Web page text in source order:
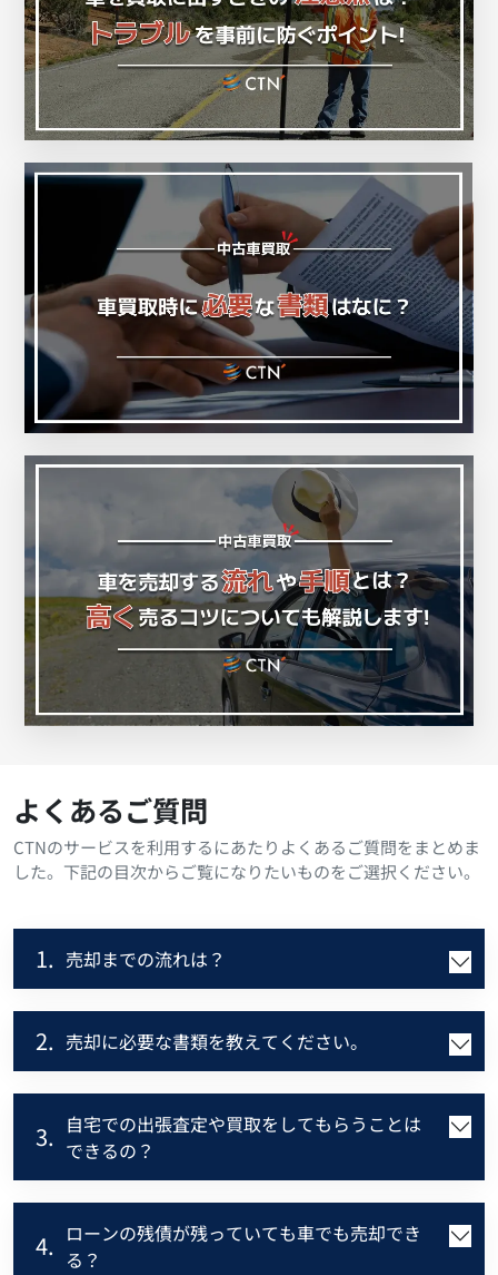
よくあるご質問
CTNのサービスを利用するにあたりよくあるご質問をまとめま
した。下記の目次からご覧になりたいものをご選択ください。
1. 売却までの流れは？
2. 売却に必要な書類を教えてください。
3. 自宅での出張査定や買取をしてもらうことは
できるの？
4. ローンの残債が残っていても車でも売却でき
る？